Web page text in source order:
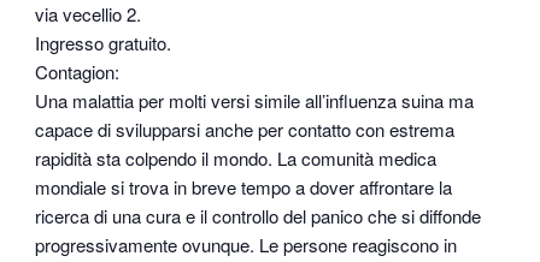
via vecellio 2.
Ingresso gratuito.
Contagion:
Una malattia per molti versi simile all’influenza suina ma
capace di svilupparsi anche per contatto con estrema
rapidità sta colpendo il mondo. La comunità medica
mondiale si trova in breve tempo a dover affrontare la
ricerca di una cura e il controllo del panico che si diffonde
progressivamente ovunque. Le persone reagiscono in